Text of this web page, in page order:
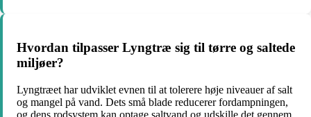
Hvordan tilpasser Lyngtræ sig til tørre og saltede
miljøer?
Lyngtræet har udviklet evnen til at tolerere høje niveauer af salt
og mangel på vand. Dets små blade reducerer fordampningen,